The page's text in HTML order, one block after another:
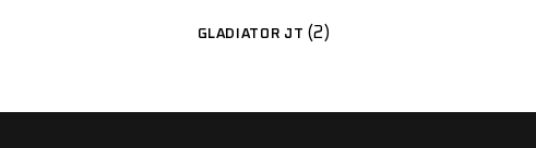
GLADIATOR JT 2